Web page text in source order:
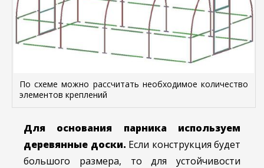
По схеме можно рассчитать необходимое количество
элементов креплений
Для основания парника используем
деревянные доски. Если конструкция будет
большого размера, то для устойчивости